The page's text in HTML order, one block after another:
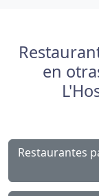
en
Restaurantes